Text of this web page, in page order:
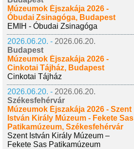
Múzeumok Éjszakája 2026 -
Óbudai Zsinagóga, Budapest
EMIH - Óbudai Zsinagóga
2026.06.20. - 2026.06.20.
Budapest
Múzeumok Éjszakája 2026 -
Cinkotai Tájház, Budapest
Cinkotai Tájház
2026.06.20. - 2026.06.20.
Székesfehérvár
Múzeumok Éjszakája 2026 - Szent
István Király Múzeum - Fekete Sas
Patikamúzeum, Székesfehérvár
Szent István Király Múzeum –
Fekete Sas Patikamúzeum